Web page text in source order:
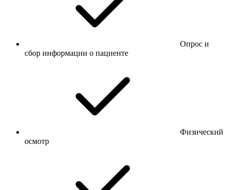
Опрос и
сбор информации о пациенте
Физический
осмотр